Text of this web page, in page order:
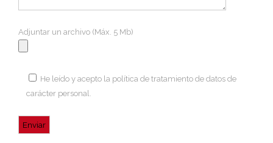
Adjuntar un archivo (Máx. 5 Mb)
He leído y acepto la política de tratamiento de datos de
carácter personal